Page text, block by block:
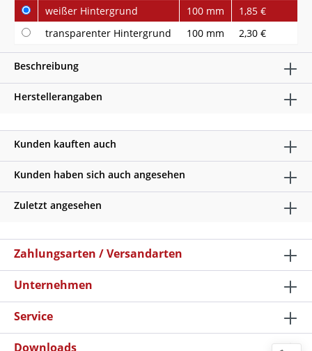
weißer Hintergrund
100 mm
1,85 €
transparenter Hintergrund
100 mm 2,30 €
Beschreibung
Herstellerangaben
Kunden kauften auch
Kunden haben sich auch angesehen
Zuletzt angesehen
Zahlungsarten / Versandarten
Unternehmen
Service
Downloads